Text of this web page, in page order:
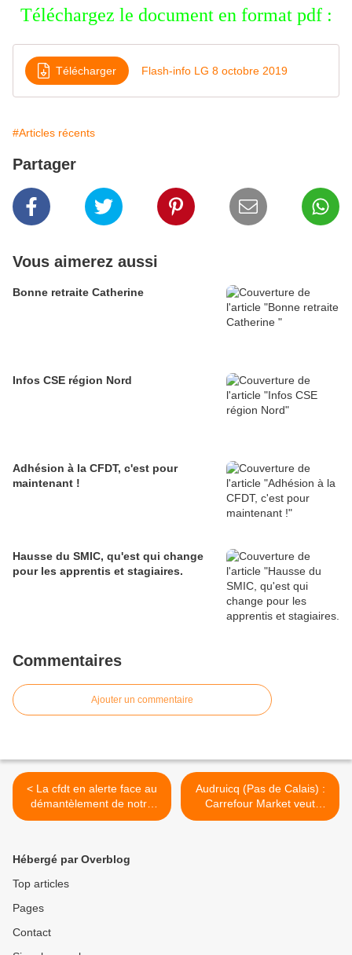
Téléchargez le document en format pdf :
Télécharger Flash-info LG 8 octobre 2019
#Articles récents
Partager
Vous aimerez aussi
Bonne retraite Catherine
Infos CSE région Nord
Adhésion à la CFDT, c'est pour
maintenant !
Hausse du SMIC, qu'est qui change
pour les apprentis et stagiaires.
Commentaires
Ajouter un commentaire
< La cfdt en alerte face au
démantèlement de notre
entreprise !
Audruicq (Pas de Calais) :
Carrefour Market veut
ouvrir des dimanches
Hébergé par Overblog
Top articles
Pages
Contact